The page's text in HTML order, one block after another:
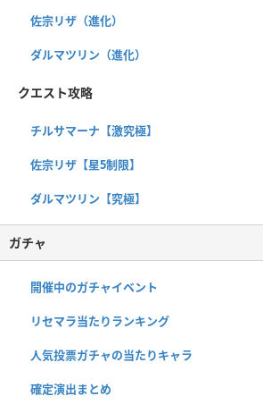
佐宗リザ（進化）
ダルマツリン（進化）
クエスト攻略
チルサマーナ【激究極】
佐宗リザ【星5制限】
ダルマツリン【究極】
ガチャ
開催中のガチャイベント
リセマラ当たりランキング
人気投票ガチャの当たりキャラ
確定演出まとめ